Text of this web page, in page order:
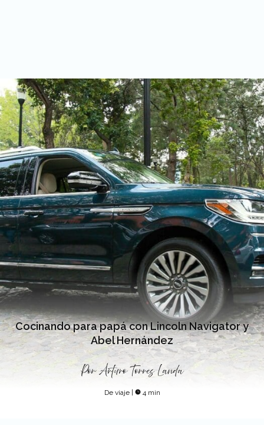
Cocinando para papá con Lincoln Navigator y
Abel Hernández
Por Arturo Torres Landa
De viaje 4 min